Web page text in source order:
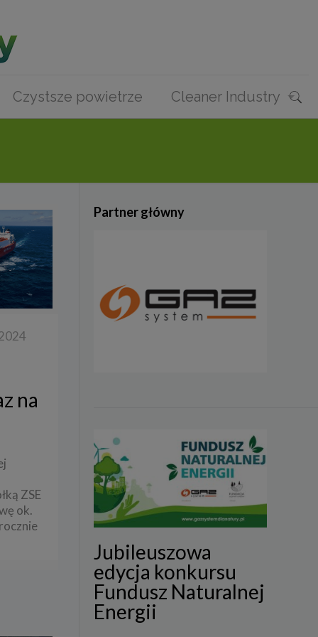
Czystsze powietrze Cleaner Industry
na
ZSE
ok.
Partner główny
Jubileuszowa
edycja konkursu
Fundusz Naturalnej
Energii